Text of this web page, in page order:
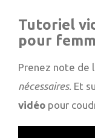
Tutoriel
pour
Prenez note de
nécessaires. Et
vidéo pour